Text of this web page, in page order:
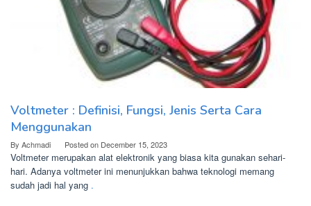
Voltmeter : Definisi, Fungsi, Jenis Serta Cara
Menggunakan
By Achmadi Posted on December 15, 2023
Voltmeter merupakan alat elektronik yang biasa kita gunakan sehari-
hari. Adanya voltmeter ini menunjukkan bahwa teknologi memang
sudah jadi hal yang .